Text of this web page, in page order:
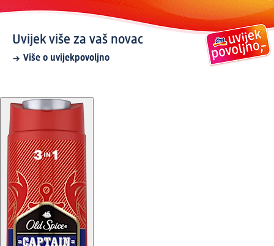
Uvijek više za vaš novac
Više o uvijekpovoljno